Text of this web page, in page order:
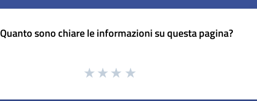
Quanto sono chiare le informazioni su questa pagina?